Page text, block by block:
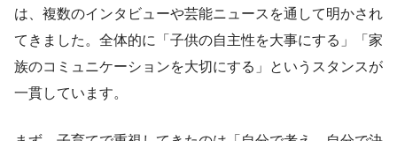
は、複数のインタビューや芸能ニュースを通して明かされ
てきました。全体的に「子供の自主性を大事にする」「家
族のコミュニケーションを大切にする」というスタンスが
一貫しています。